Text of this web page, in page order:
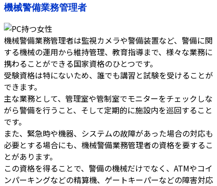
機械警備業務管理者
機械警備業務管理者は監視カメラや警備装置など、警備に関
する機械の運用から維持管理、教育指導まで、様々な業務に
携わることができる国家資格のひとつです。
受験資格は特にないため、誰でも講習と試験を受けることが
できます。
主な業務として、管理室や管制室でモニターをチェックしな
がら警備を行うこと、そして定期的に施設内を巡回すること
です。
また、緊急時や機器、システムの故障があった場合の対応も
必要とする場合にも、機械警備業務管理者の資格を要するこ
とがあります。
この資格を得ることで、警備の機械だけでなく、ATMやコイ
ンパーキングなどの精算機、ゲートキーパーなどの障害対応